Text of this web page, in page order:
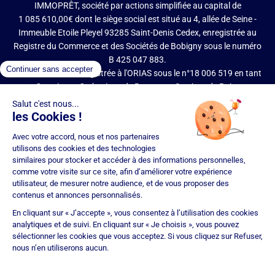
IMMOPRÊT, société par actions simplifiée au capital de
1 085 610,00€ dont le siège social est situé au 4, allée de Seine -
Immeuble Etoile Pleyel 93285 Saint-Denis Cedex, enregistrée au
Registre du Commerce et des Sociétés de Bobigny sous le numéro
B 425 047 883.
IMMOPRÊT est enregistrée à l'ORIAS sous le n°18 006 519 en tant
que Courtier en Opérations de Banque et Services de Paiement
(COBSP), Mandataire d'intermédiaire en opérations de banque et
services de paiement (MIOBSP) de la société Partners Finances
(RCS Nancy n°404 681 496, Mandataire Non Exclusif, ORIAS n°07
036 794) pour le Regroupement de crédits et Courtier d'assurance
ou de réassurance (COA).
Société soumise au contrôle de l'Autorité de Contrôle Prudentiel et
de Résolution (ACPR – site : https://acpr.banque-france.fr/), 4
Place de Budapest – CS 92459 – 75436 Paris Cedex 09. Réseau
d'agences franchisées juridiquement et financièrement
indépendantes. IMMOPRÊT bénéficie d'une assurance
responsabilité civile professionnelle auprès de CNA Insurance
Company (police n° BFL10471901).